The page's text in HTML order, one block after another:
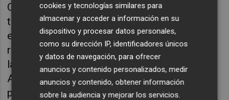
Cine, que proponen el rodaje de tres
travellings en el espacio público como pieza
escénica. La performance de la muerte
rodada con el artificio del cine, el asombro de
la pantalla grande en directo. Desde Buenos
Aires, Alejo Moguillansky nos desgrana más
pistas de esta performance que se podrá ver
cookies y tecnologías similares para
almacenar y acceder a información en su
dispositivo y procesar datos personales,
como su dirección IP, identificadores únicos
y datos de navegación, para ofrecer
anuncios y contenido personalizados, medir
anuncios y contenido, obtener información
sobre la audiencia y mejorar los servicios.